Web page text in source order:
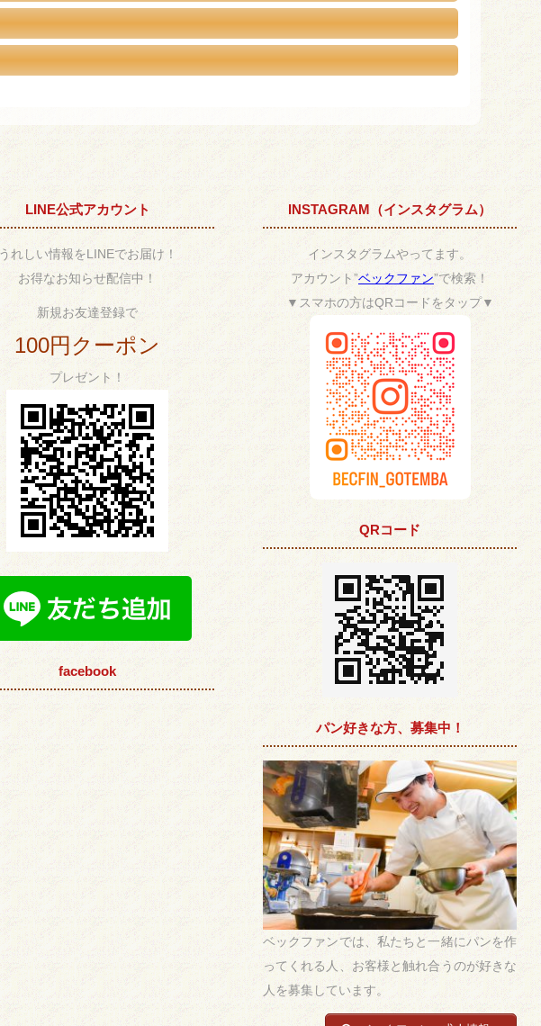
LINE公式アカウント
うれしい情報をLINEでお届け！
お得なお知らせ配信中！
新規お友達登録で
100円クーポン
プレゼント！
facebook
INSTAGRAM（インスタグラム）
インスタグラムやってます。
アカウント”ベックファン”で検索！
▼スマホの方はQRコードをタップ▼
QRコード
パン好きな方、募集中！
ベックファンでは、私たちと一緒にパンを作
ってくれる人、お客様と触れ合うのが好きな
人を募集しています。